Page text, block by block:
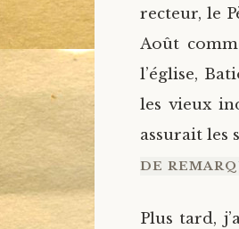
recteur, le
Août
l’église,
les vieux
assurait les
DE
Plus tard,